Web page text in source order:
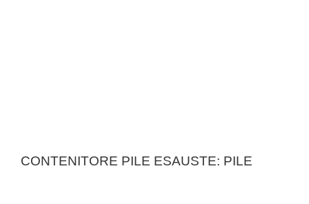
CONTENITORE PILE ESAUSTE: PILE